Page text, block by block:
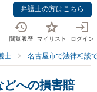
弁護士の方はこちら
閲覧履歴 マイリスト ログイン
士 名古屋市で法律相談
どへの損害賠